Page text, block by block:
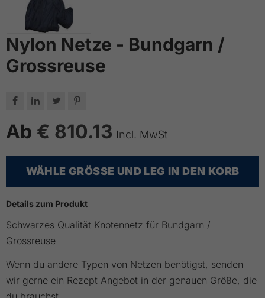
Nylon Netze - Bundgarn /
Grossreuse
   
Ab € 810.13 Incl. MwSt
WÄHLE GRÖSSE UND LEG IN DEN KORB
Details zum Produkt
Schwarzes Qualität Knotennetz für Bundgarn /
Grossreuse
Wenn du andere Typen von Netzen benötigst, senden
wir gerne ein Rezept Angebot in der genauen Größe, die